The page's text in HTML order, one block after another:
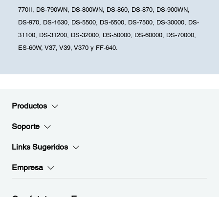
770II, DS-790WN, DS-800WN, DS-860, DS-870, DS-900WN,
DS-970, DS-1630, DS-5500, DS-6500, DS-7500, DS-30000, DS-
31100, DS-31200, DS-32000, DS-50000, DS-60000, DS-70000,
ES-60W, V37, V39, V370 y FF-640.
Productos
Soporte
Links Sugeridos
Empresa